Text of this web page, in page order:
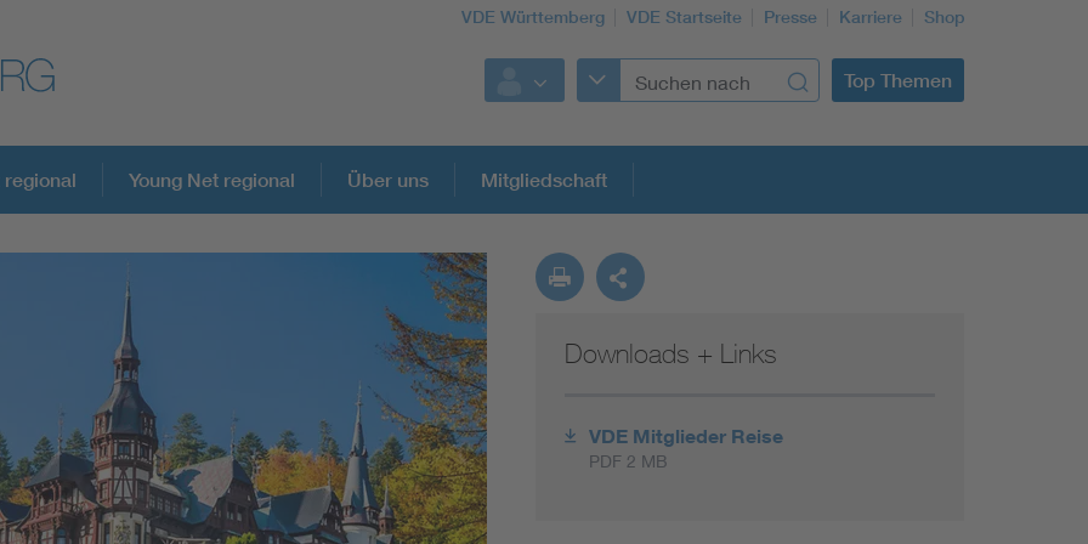
VDE Württemberg VDE Startseite Presse Karriere Shop
Top Themen
Weitere Themen
Assisted Living
Electromobility
Energy efficiency
Building Services Engineering
Information and communications technology ICT
Young Net regional Über uns Mitgliedschaft
Downloads + Links
VDE Mitglieder Reise
PDF 2 MB